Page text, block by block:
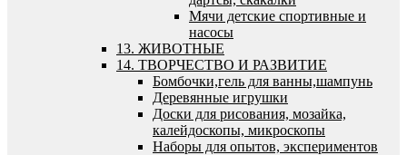
Мячи детские спортивные и
насосы
13. ЖИВОТНЫЕ
14. ТВОРЧЕСТВО И РАЗВИТИЕ
Бомбочки,гель для ванны,шампунь
Деревянные игрушки
Доски для рисования, мозайка,
калейдоскопы, микроскопы
Наборы для опытов, экспериментов